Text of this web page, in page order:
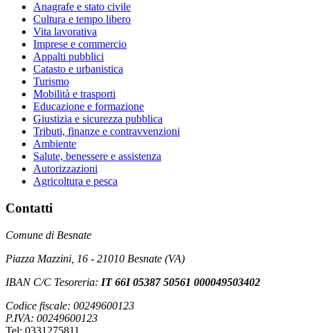
Anagrafe e stato civile
Cultura e tempo libero
Vita lavorativa
Imprese e commercio
Appalti pubblici
Catasto e urbanistica
Turismo
Mobilità e trasporti
Educazione e formazione
Giustizia e sicurezza pubblica
Tributi, finanze e contravvenzioni
Ambiente
Salute, benessere e assistenza
Autorizzazioni
Agricoltura e pesca
Contatti
Comune di Besnate
Piazza Mazzini, 16 - 21010 Besnate (VA)
IBAN C/C Tesoreria: IT 66I 05387 50561 000049503402
Codice fiscale: 00249600123
P.IVA: 00249600123
Tel: 0331275811